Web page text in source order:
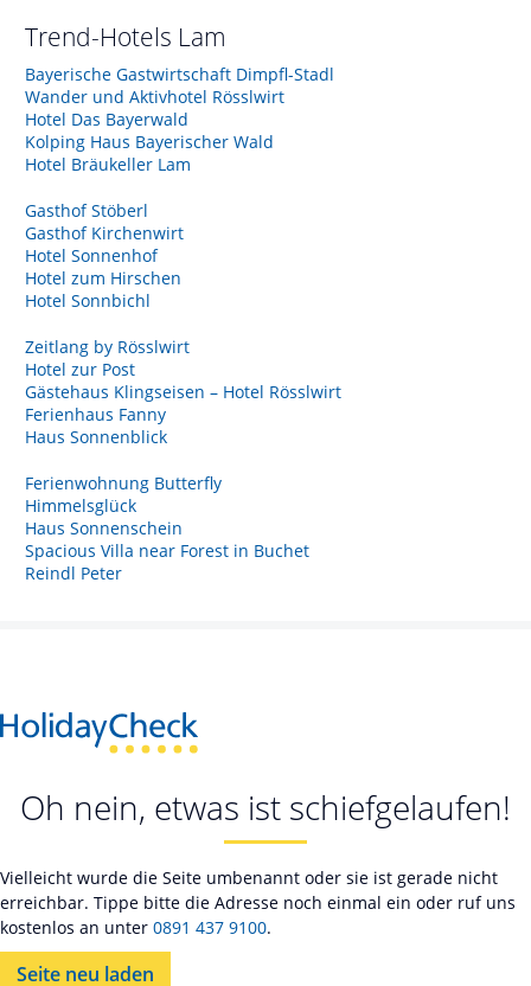
Trend-Hotels Lam
Bayerische Gastwirtschaft Dimpfl-Stadl
Wander und Aktivhotel Rösslwirt
Hotel Das Bayerwald
Kolping Haus Bayerischer Wald
Hotel Bräukeller Lam
Gasthof Stöberl
Gasthof Kirchenwirt
Hotel Sonnenhof
Hotel zum Hirschen
Hotel Sonnbichl
Zeitlang by Rösslwirt
Hotel zur Post
Gästehaus Klingseisen – Hotel Rösslwirt
Ferienhaus Fanny
Haus Sonnenblick
Ferienwohnung Butterfly
Himmelsglück
Haus Sonnenschein
Spacious Villa near Forest in Buchet
Reindl Peter
Oh nein, etwas ist schiefgelaufen!
Vielleicht wurde die Seite umbenannt oder sie ist gerade nicht
erreichbar. Tippe bitte die Adresse noch einmal ein oder ruf uns
kostenlos an unter 0891 437 9100.
Seite neu laden